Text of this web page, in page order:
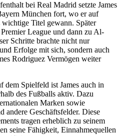
bei Real Madrid setzte James
München fort, wo er auf
Titel gewann. Später
League und dann zu Al-
Schritte brachte nicht nur
Erfolge mit sich, sondern auch
Rodriguez Vermögen weiter
dem Spielfeld ist James auch in
des Fußballs aktiv. Dazu
Marken sowie
andere Geschäftsfelder. Diese
tragen erheblich zu seinem
seine Fähigkeit, Einnahmequellen